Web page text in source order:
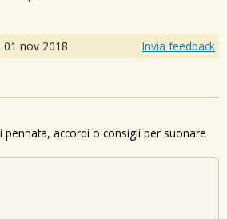
01 nov 2018 Invia feedback
pennata, accordi o consigli per suonare